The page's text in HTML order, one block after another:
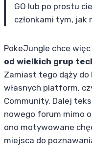
GO lub po prostu
członkami tym, jak
PokeJungle chce więc
od wielkich grup
Zamiast tego dąży do
własnych platform,
Community. Dalej
nowego forum mimo
ono motywowane
miejsca do